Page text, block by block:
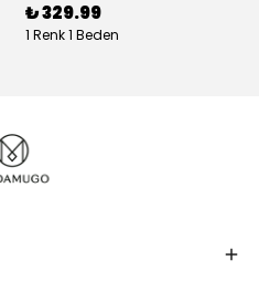
₺ 329.99
1 Renk 1 Beden